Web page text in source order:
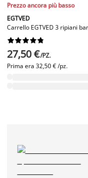
Prezzo ancora più basso
EGTVED
Carrello EGTVED 3 ripiani






27,50 €/PZ.
Prima era 32,50 € /pz.